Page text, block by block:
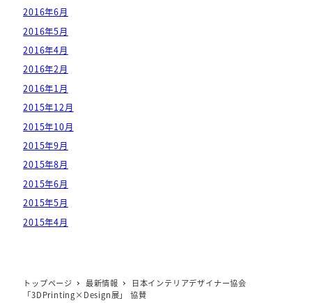
2016年6月
2016年5月
2016年4月
2016年2月
2016年1月
2015年12月
2015年10月
2015年9月
2015年8月
2015年6月
2015年5月
2015年4月
トップページ 最新情報
日本インテリアデザイナー協会
「3DPrinting×Design展」 協賛